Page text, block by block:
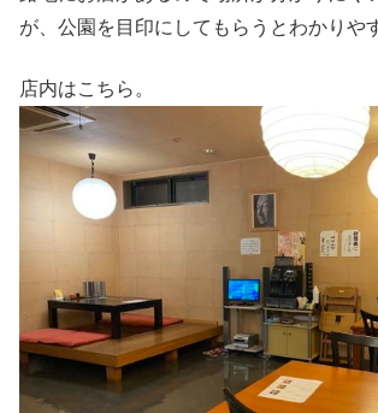
が、公園を目印にしてもらうとわかりや
店内はこちら。